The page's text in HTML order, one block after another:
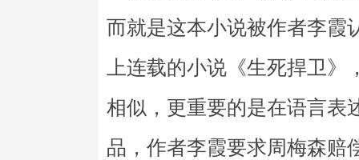
而就是这本小说被作者李霞
上连载的小说《生死捍卫
相似，更重要的是在语言表
品，作者李霞要求周梅森赔